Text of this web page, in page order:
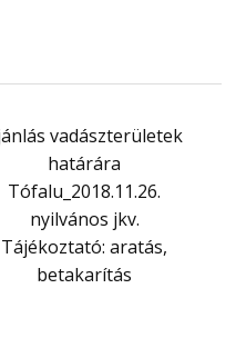
vadászterületek
határára
Tófalu_2018.11.26.
nyilvános jkv.
Tájékoztató: aratás,
betakarítás